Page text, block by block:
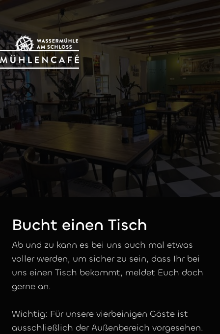
Bucht einen Tisch
Ab und zu kann es bei uns auch mal etwas
voller werden, um sicher zu sein, dass Ihr bei
uns einen Tisch bekommt, meldet Euch doch
gerne an.
Wichtig: Für unsere vierbeinigen Gäste ist
ausschließlich der Außenbereich vorgesehen.